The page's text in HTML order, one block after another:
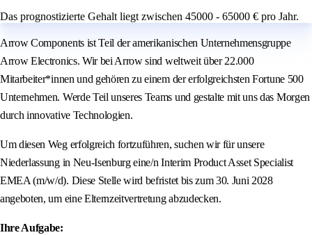
Das prognostizierte Gehalt liegt zwischen 45000 - 65000 € pro Jahr.
Arrow Components ist Teil der amerikanischen Unternehmensgruppe
Arrow Electronics. Wir bei Arrow sind weltweit über 22.000
Mitarbeiter*innen und gehören zu einem der erfolgreichsten Fortune 500
Unternehmen. Werde Teil unseres Teams und gestalte mit uns das Morgen
durch innovative Technologien.
Um diesen Weg erfolgreich fortzuführen, suchen wir für unsere
Niederlassung in Neu-Isenburg eine/n Interim Product Asset Specialist
EMEA (m/w/d). Diese Stelle wird befristet bis zum 30. Juni 2028
angeboten, um eine Elternzeitvertretung abzudecken.
Ihre Aufgabe: